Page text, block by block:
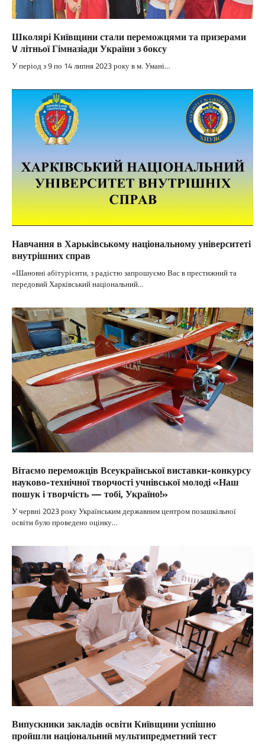
Школярі Київщини стали переможцями та призерами
V літньої Гімназіади України з боксу
У період з 9 по 14 липня 2023 року в м. Умані…
Навчання в Харьківському національному університеті
внутрішних справ
«Шановні абітурієнти, з радістю запрошуємо Вас в престижний та
передовий Харківський національний…
Вітаємо переможців Всеукраїнської виставки-конкурсу
науково-технічної творчості учнівської молоді «Наш
пошук і творчість — тобі, Україно!»
У червні 2023 року Українським державним центром позашкільної
освіти було проведено оцінку…
Випускники закладів освіти Київщини успішно
пройшли національний мультипредметний тест